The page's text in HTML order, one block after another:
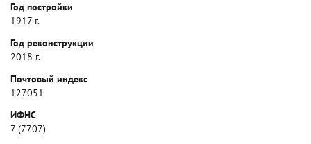
Год постройки
1917 г.
Год реконструкции
2018 г.
Почтовый индекс
127051
ИФНС
7 (7707)